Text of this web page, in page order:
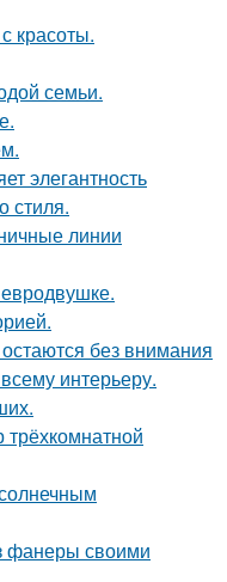
красоты.
семьи.
элегантность
стиля.
линии
без внимания
интерьеру.
трёхкомнатной
фанеры своими